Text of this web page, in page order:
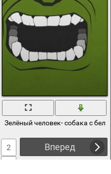
Зелёный человек- собака с
Вперед
2